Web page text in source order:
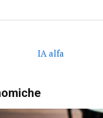
IA alfa